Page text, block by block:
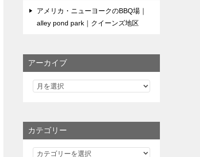
アメリカ・ニューヨークのBBQ場｜
alley pond park｜クイーンズ地区
アーカイブ
カテゴリー
カ